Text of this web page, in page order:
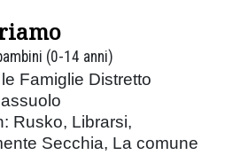
(0-14 anni)
Famiglie Distretto
Rusko, Librarsi,
Secchia, La comune